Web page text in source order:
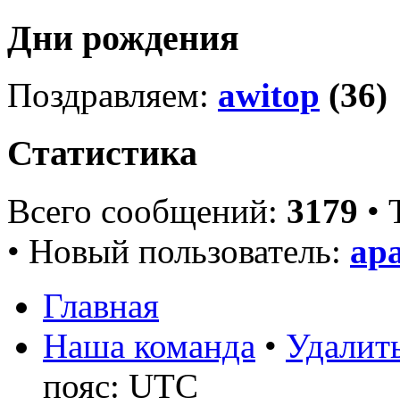
Дни рождения
Поздравляем: awitop (36)
Статистика
Всего сообщений: 3179 •
• Новый пользователь:
Главная
Наша команда •
пояс: UTC